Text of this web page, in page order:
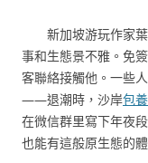
新加坡游玩作家
事和生態景不雅。免
客聯絡接觸他。一些
——退潮時，沙岸包
在微信群里寫下年夜
也能有這般原生態的體